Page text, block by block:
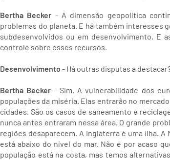
Bertha Becker - A dimensão geopolítica
problemas do planeta. E há também interesses
subdesenvolvidos ou em desenvolvimento. E
controle sobre esses recursos.
Desenvolvimento - Há outras disputas a
Bertha Becker - Sim. A vulnerabilidade dos
populações da miséria. Elas entrarão no
cidades. São os casos de saneamento e
nunca antes entraram nessa área. O grande
regiões desaparecem. A Inglaterra é uma ilha. A
está abaixo do nível do mar. Não é por acaso
população está na costa, mas temos